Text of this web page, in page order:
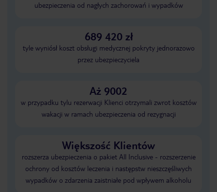
ubezpieczenia od nagłych zachorowań i wypadków
689 420 zł
tyle wyniósł koszt obsługi medycznej pokryty jednorazowo
przez ubezpieczyciela
Aż 9002
w przypadku tylu rezerwacji Klienci otrzymali zwrot kosztów
wakacji w ramach ubezpieczenia od rezygnacji
Większość Klientów
rozszerza ubezpieczenia o pakiet All Inclusive - rozszerzenie
ochrony od kosztów leczenia i następstw nieszczęśliwych
wypadków o zdarzenia zaistniałe pod wpływem alkoholu